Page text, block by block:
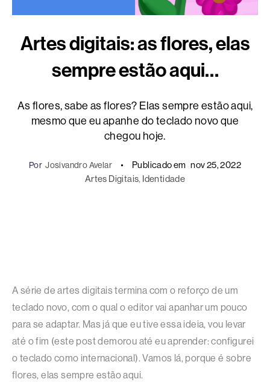
Artes digitais: as flores, elas
sempre estão aqui…
As flores, sabe as flores? Elas sempre estão aqui,
mesmo que eu apanhe do teclado novo que
chegou hoje.
Por Josivandro Avelar Publicado em nov 25, 2022
Artes Digitais, Identidade
A série de artes digitais termina com o reforço de um
teclado novo, com o qual o editor vai apanhar um pouco
para se adaptar. Mas já que eu tive essa ideia, vou levar
até o fim (este post demorou até eu aprender: configurei
o teclado como internacional). Vamos lá, porque é sobre
flores, elas sempre estão aqui.